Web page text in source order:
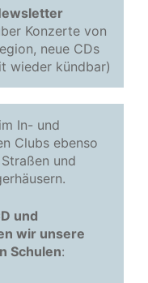
Konzerte von
neue CDs
wieder kündbar)
In- und
Clubs ebenso
und
und
wir unsere
Schulen: